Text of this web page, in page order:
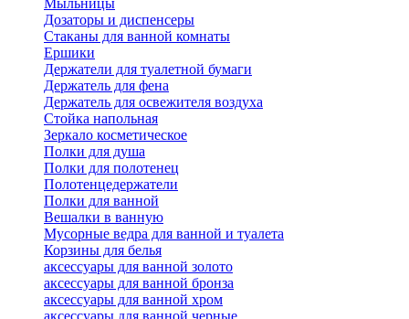
Мыльницы
Дозаторы и диспенсеры
Стаканы для ванной комнаты
Ершики
Держатели для туалетной бумаги
Держатель для фена
Держатель для освежителя воздуха
Стойка напольная
Зеркало косметическое
Полки для душа
Полки для полотенец
Полотенцедержатели
Полки для ванной
Вешалки в ванную
Мусорные ведра для ванной и туалета
Корзины для белья
аксессуары для ванной золото
аксессуары для ванной бронза
аксессуары для ванной хром
аксессуары для ванной черные